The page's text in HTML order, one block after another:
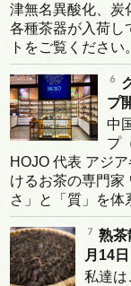
津無名異酸化、炭
各種茶器が入荷し
トをご覧くださ
プ
中
プ
HOJO 代表 アジ
けるお茶の専門家
さ」と「質」を
熟茶
月14日
私達は